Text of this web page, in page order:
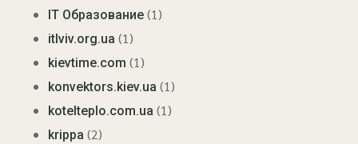
IT Образование (1)
itlviv.org.ua (1)
kievtime.com (1)
konvektors.kiev.ua (1)
kotelteplo.com.ua (1)
krippa (2)